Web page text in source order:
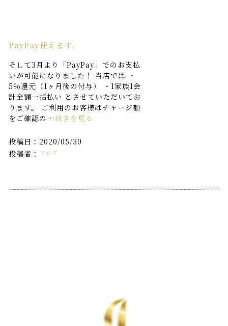
PayPay使えます。
そして3月より「PayPay」でのお支払
いが可能になりました！ 当店では ・
5％還元（1ヶ月後の付与） ・1家族1会
計全額一括払い とさせていただいてお
ります。 ご利用のお客様はチャージ額
をご確認の… 続きを見る
投稿日：2020/05/30
投稿者： ブログ